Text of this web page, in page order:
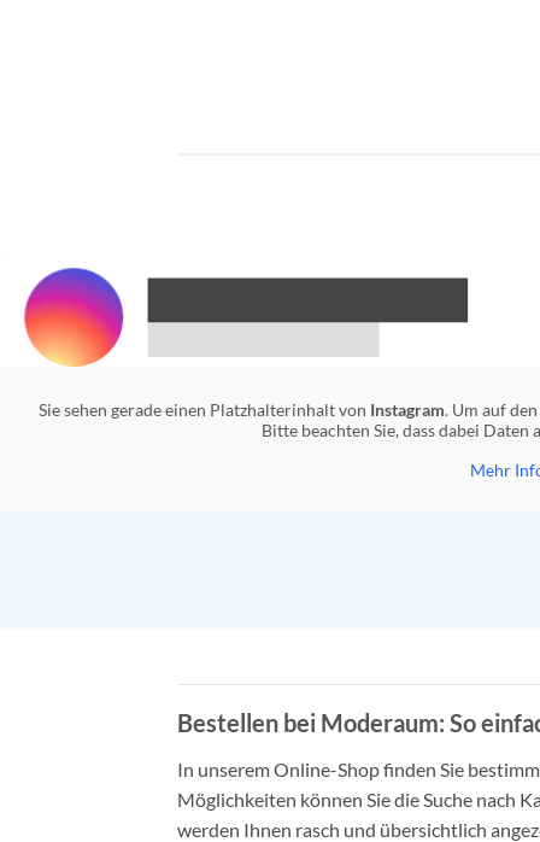
Sie sehen gerade einen Platzhalterinhalt von Instagram. Um auf
Bitte beachten Sie, dass dabei
Mehr
Bestellen bei Moderaum: So
In unserem Online-Shop finden Sie
Möglichkeiten können Sie die Suche nach
werden Ihnen rasch und übersichtlich